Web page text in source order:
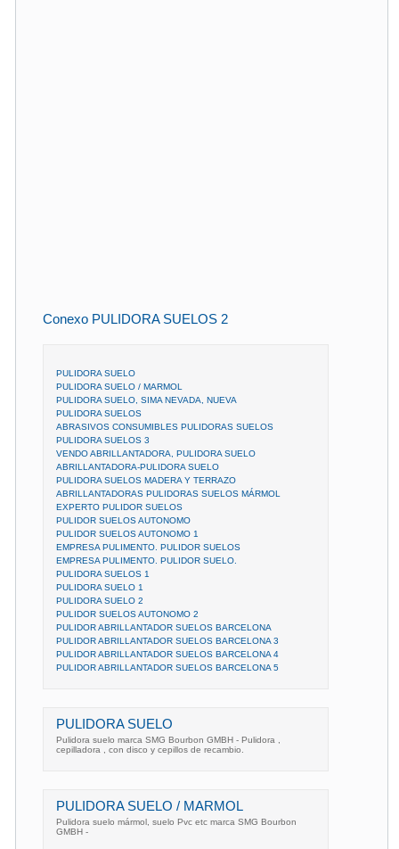
Conexo PULIDORA SUELOS 2
PULIDORA SUELO
PULIDORA SUELO / MARMOL
PULIDORA SUELO, SIMA NEVADA, NUEVA
PULIDORA SUELOS
ABRASIVOS CONSUMIBLES PULIDORAS SUELOS
PULIDORA SUELOS 3
VENDO ABRILLANTADORA, PULIDORA SUELO
ABRILLANTADORA-PULIDORA SUELO
PULIDORA SUELOS MADERA Y TERRAZO
ABRILLANTADORAS PULIDORAS SUELOS MÁRMOL
EXPERTO PULIDOR SUELOS
PULIDOR SUELOS AUTONOMO
PULIDOR SUELOS AUTONOMO 1
EMPRESA PULIMENTO. PULIDOR SUELOS
EMPRESA PULIMENTO. PULIDOR SUELO.
PULIDORA SUELOS 1
PULIDORA SUELO 1
PULIDORA SUELO 2
PULIDOR SUELOS AUTONOMO 2
PULIDOR ABRILLANTADOR SUELOS BARCELONA
PULIDOR ABRILLANTADOR SUELOS BARCELONA 3
PULIDOR ABRILLANTADOR SUELOS BARCELONA 4
PULIDOR ABRILLANTADOR SUELOS BARCELONA 5
PULIDORA SUELO
Pulidora suelo marca SMG Bourbon GMBH - Pulidora ,
cepilladora , con disco y cepillos de recambio.
PULIDORA SUELO / MARMOL
Pulidora suelo mármol, suelo Pvc etc marca SMG Bourbon
GMBH -